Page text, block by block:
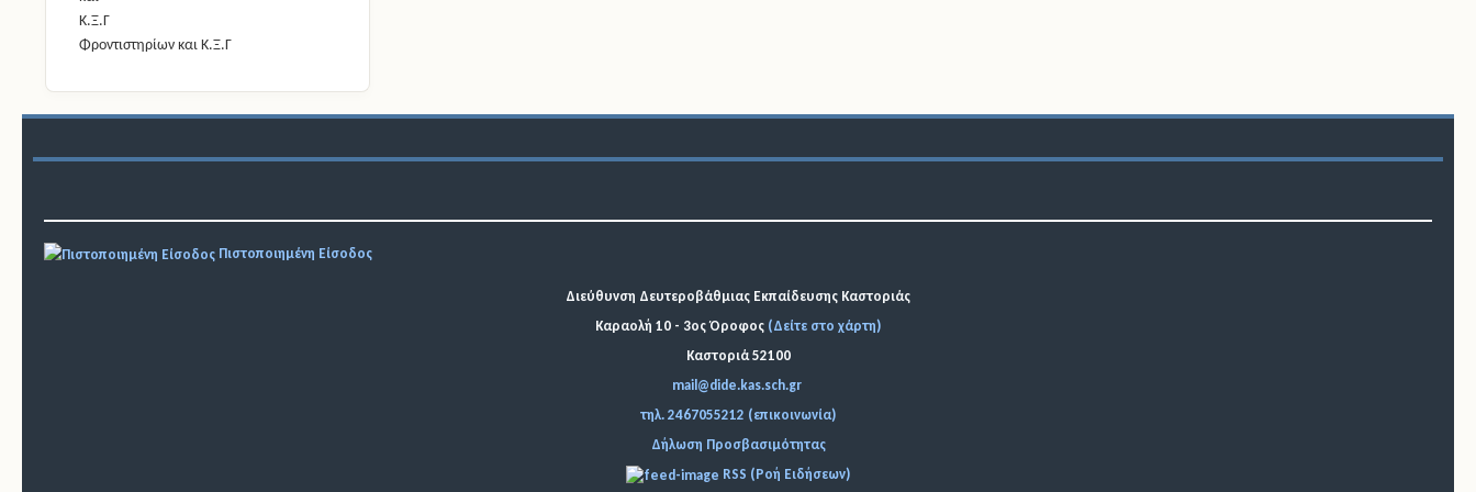
Φροντιστηρίων και Κ.Ξ.Γ
Πιστοποιημένη Είσοδος
Διεύθυνση Δευτεροβάθμιας Εκπαίδευσης Καστοριάς
Καραολή 10 - 3ος Όροφος (Δείτε στο χάρτη)
Καστοριά 52100
mail@dide.kas.sch.gr
τηλ. 2467055212 (επικοινωνία)
Δήλωση Προσβασιμότητας
RSS (Ροή Ειδήσεων)